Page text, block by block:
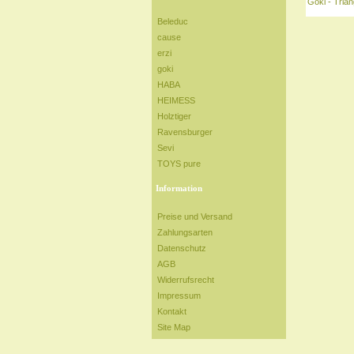
Beleduc
cause
erzi
goki
HABA
HEIMESS
Holztiger
Ravensburger
Sevi
TOYS pure
Information
Preise und Versand
Zahlungsarten
Datenschutz
AGB
Widerrufsrecht
Impressum
Kontakt
Site Map